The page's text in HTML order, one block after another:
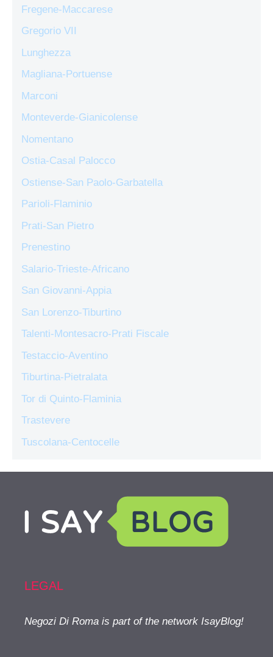
Fregene-Maccarese
Gregorio VII
Lunghezza
Magliana-Portuense
Marconi
Monteverde-Gianicolense
Nomentano
Ostia-Casal Palocco
Ostiense-San Paolo-Garbatella
Parioli-Flaminio
Prati-San Pietro
Prenestino
Salario-Trieste-Africano
San Giovanni-Appia
San Lorenzo-Tiburtino
Talenti-Montesacro-Prati Fiscale
Testaccio-Aventino
Tiburtina-Pietralata
Tor di Quinto-Flaminia
Trastevere
Tuscolana-Centocelle
LEGAL
Negozi Di Roma is part of the network IsayBlog!